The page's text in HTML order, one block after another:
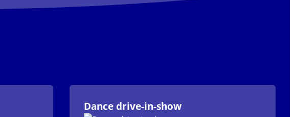
Dance drive-in-show